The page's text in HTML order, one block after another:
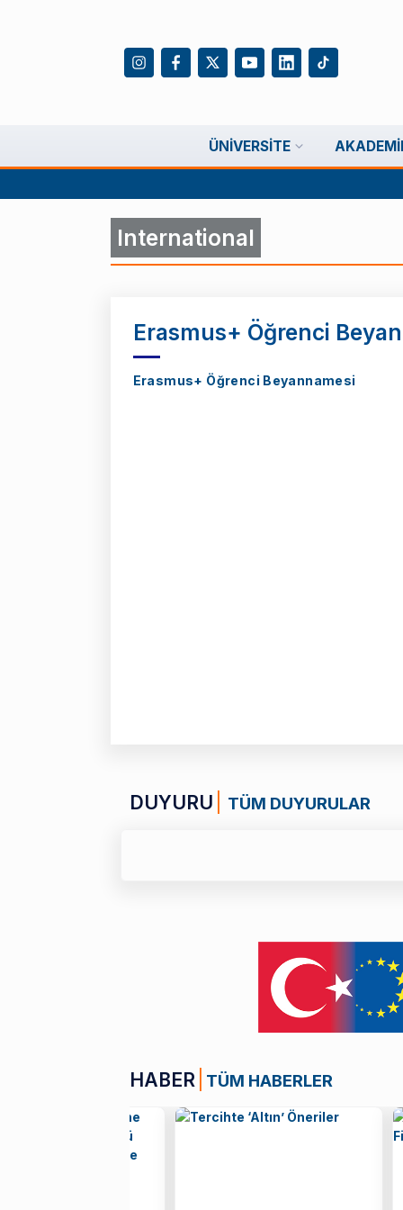
ÜNIVERSITE
International
Erasmus+ Öğrenci
Erasmus+ Öğrenci Beyannamesi
DUYURU TÜM DUYURULAR
UNESCO - Al
HABER TÜM HABERLER